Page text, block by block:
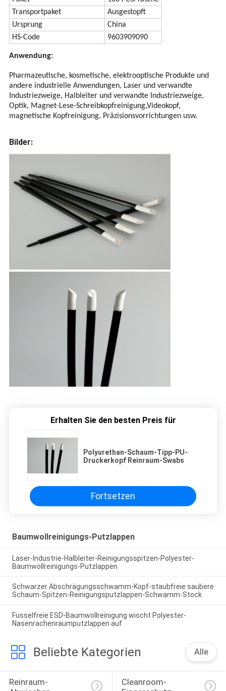
Transportpaket
Ausgestopft
Ursprung
China
HS-Code
9603909090
Anwendung:
Pharmazeutische, kosmetische, elektrooptische Produkte und
andere industrielle Anwendungen, Laser und verwandte
Industriezweige, Halbleiter und verwandte Industriezweige,
Optik, Magnet-Lese-Schreibkopfreinigung,Videokopf,
magnetische Kopfreinigung, Präzisionsvorrichtungen usw.
Bilder:
Erhalten Sie den besten Preis für
Polyurethan-Schaum-Tipp-PU-
Druckerkopf Reinraum-Swabs
Fortsetzen
Baumwollreinigungs-Putzlappen
Laser-Industrie-Halbleiter-Reinigungsspitzen-Polyester-
Baumwollreinigungs-Putzlappen
Schwarzer Abschrägungsschwamm-Kopf-staubfreie saubere
Schaum-Spitzen-Reinigungsputzlappen-Schwamm-Stock
Fusselfreie ESD-Baumwollreinigung wischt Polyester-
Nasenrachenraumputzlappen auf
Beliebte Kategorien Alle
Reinraum-
Cleanroom-